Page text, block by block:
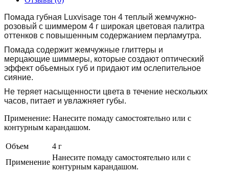
Помада губная Luxvisage тон 4 теплый жемчужно-
розовый с шиммером 4 г широкая цветовая палитра
оттенков с повышенным содержанием перламутра.
Помада содержит жемчужные глиттеры и
мерцающие шиммеры, которые создают оптический
эффект объемных губ и придают им ослепительное
сияние.
Не теряет насыщенности цвета в течение нескольких
часов, питает и увлажняет губы.
Применение: Нанесите помаду самостоятельно или с
контурным карандашом.
Объем
4 г
Применение
Нанесите помаду самостоятельно или с
контурным карандашом.